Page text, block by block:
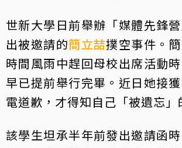
世新大學日前舉辦「媒體先鋒
出被邀請的簡立喆撲空事件。
時間風雨中趕回母校出席活動
早已提前舉行完畢。近日她接
電道歉，才得知自己「被遺忘」
該學生坦承半年前發出邀請函